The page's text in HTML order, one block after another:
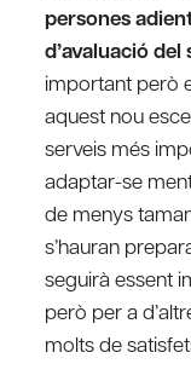
persones
d’avaluació del
important però
aquest nou
serveis més
adaptar-se
de menys
s’hauran
seguirà essent
però per a
molts de